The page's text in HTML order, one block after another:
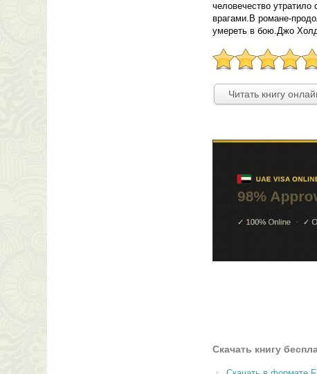
человечество
врагами.В романе-
умереть в бою.Джо
Читать книгу
Скачать книгу